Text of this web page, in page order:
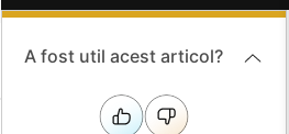
A fost util acest articol?